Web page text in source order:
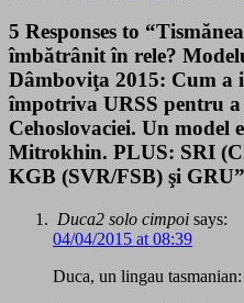
5 Responses to
îmbătrânit în rele?
Dâmboviţa 2015: Cum a
împotriva URSS pentru
Cehoslovaciei. Un
Mitrokhin. PLUS: SRI
KGB (SVR/FSB) şi GRU”
Duca2 solo cimpoi says:
04/04/2015 at 08:39
Duca, un lingau tasmanian: